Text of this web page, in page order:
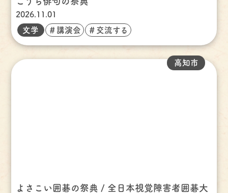
2026.11.01
文学
＃講演会 ＃交流する
よさこい囲碁の祭典 / 全日本視覚障害者囲碁大
高知市